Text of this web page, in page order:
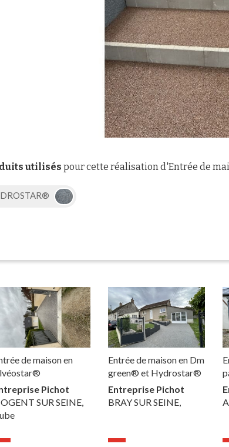
utilisés pour cette réalisation d'Entrée de
de maison en
Pichot
SUR SEINE,
Entrée de maison en Dm
green® et Hydrostar®
Entreprise Pichot
BRAY SUR SEINE,